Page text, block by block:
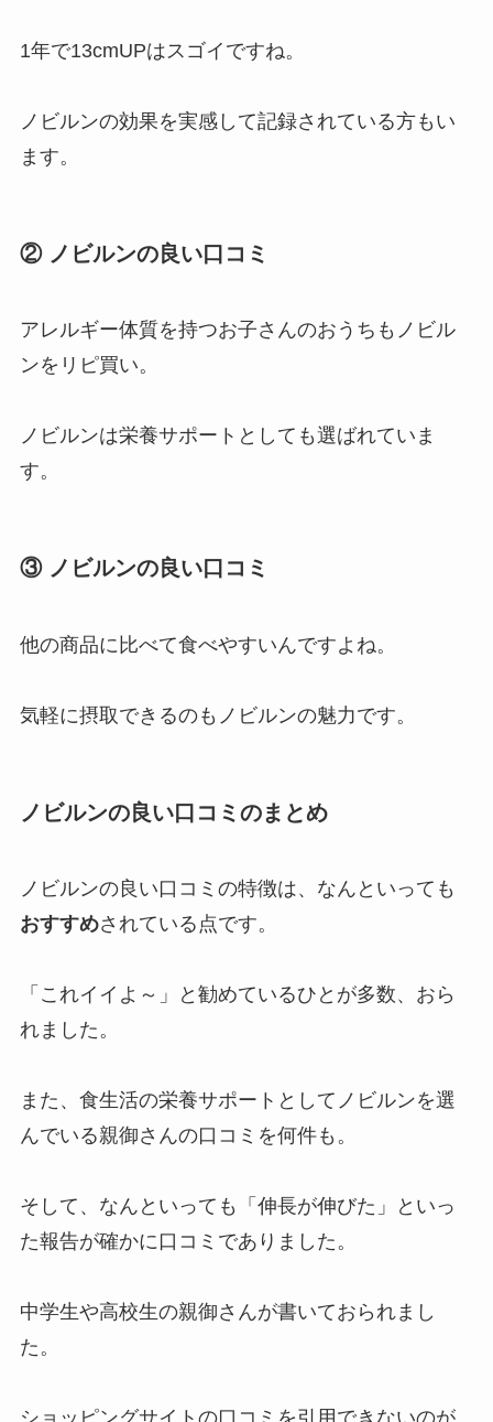
1年で13cmUPはスゴイですね。
ノビルンの効果を実感して記録されている方もい
ます。
② ノビルンの良い口コミ
アレルギー体質を持つお子さんのおうちもノビル
ンをリピ買い。
ノビルンは栄養サポートとしても選ばれていま
す。
③ ノビルンの良い口コミ
他の商品に比べて食べやすいんですよね。
気軽に摂取できるのもノビルンの魅力です。
ノビルンの良い口コミのまとめ
ノビルンの良い口コミの特徴は、なんといっても
おすすめされている点です。
「これイイよ～」と勧めているひとが多数、おら
れました。
また、食生活の栄養サポートとしてノビルンを選
んでいる親御さんの口コミを何件も。
そして、なんといっても「伸長が伸びた」といっ
た報告が確かに口コミでありました。
中学生や高校生の親御さんが書いておられまし
た。